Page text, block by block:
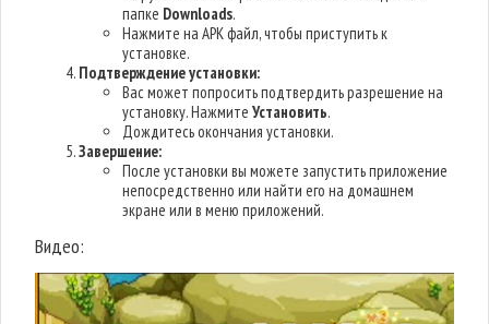
папке Downloads.
Нажмите на APK файл, чтобы приступить к
установке.
Подтверждение установки:
Вас может попросить подтвердить разрешение на
установку. НажмитеУстановить.
Дождитесь окончания установки.
Завершение:
После установки вы можете запустить приложение
непосредственно или найти его на домашнем
экране или в меню приложений.
Видео: